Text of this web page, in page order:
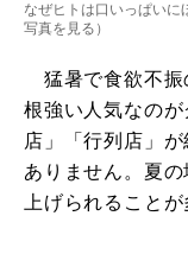
なぜヒトは口いっぱいに
写真を見る ）
猛暑で食欲不振
根強い人気なの
店」「行列店」
ありません。夏
上げられること